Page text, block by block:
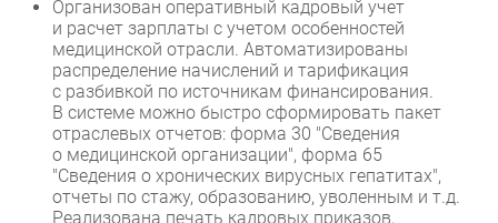
Организован оперативный кадровый учет
и расчет зарплаты с учетом особенностей
медицинской отрасли. Автоматизированы
распределение начислений и тарификация
с разбивкой по источникам финансирования.
В системе можно быстро сформировать пакет
отраслевых отчетов: форма 30 "Сведения
о медицинской организации", форма 65
"Сведения о хронических вирусных гепатитах",
отчеты по стажу, образованию, уволенным и т.д.
Реализована печать кадровых приказов,